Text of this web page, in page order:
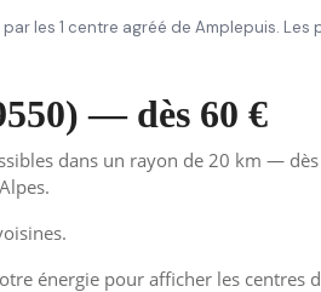
les 1 centre agréé de Amplepuis.
— dès 60 €
dans un rayon de 20 km —
énergie pour afficher les centres